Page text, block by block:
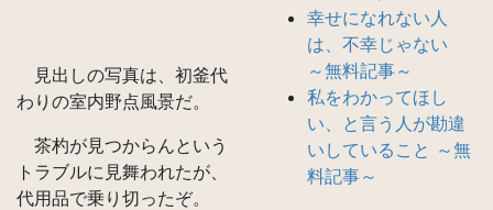
見出しの写真は、初釜代
わりの室内野点風景だ。
茶杓が見つからんという
トラブルに見舞われたが、
代用品で乗り切ったぞ。
幸せになれない人
は、不幸じゃない
～無料記事～
私をわかってほし
い、と言う人が勘違
いしていること ～無
料記事～